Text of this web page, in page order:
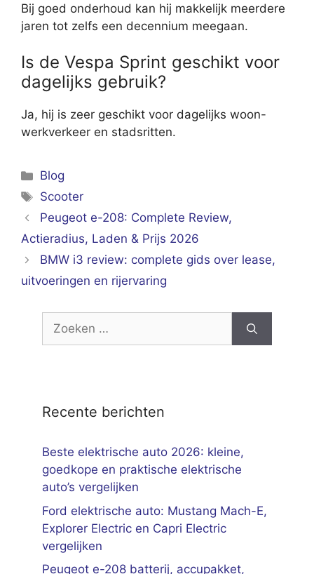
Bij goed onderhoud kan hij makkelijk meerdere
jaren tot zelfs een decennium meegaan.
Is de Vespa Sprint geschikt voor
dagelijks gebruik?
Ja, hij is zeer geschikt voor dagelijks woon-
werkverkeer en stadsritten.
Categorieën
Blog
Tags
Scooter
Peugeot e-208: Complete Review,
Actieradius, Laden & Prijs 2026
BMW i3 review: complete gids over lease,
uitvoeringen en rijervaring
Zoek
Recente berichten
Beste elektrische auto 2026: kleine,
goedkope en praktische elektrische
auto’s vergelijken
Ford elektrische auto: Mustang Mach-E,
Explorer Electric en Capri Electric
vergelijken
Peugeot e-208 batterij, accupakket,